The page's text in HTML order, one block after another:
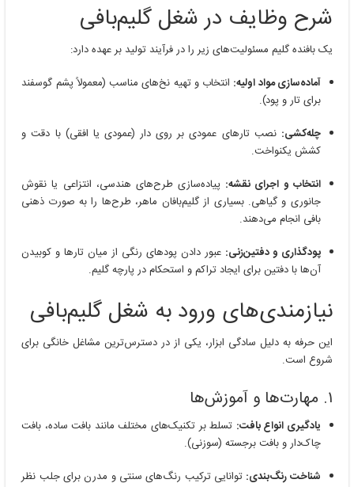
شرح وظایف در شغل گلیم‌بافی
یک بافنده گلیم مسئولیت‌های زیر را در فرآیند تولید بر عهده دارد:
آماده‌سازی مواد اولیه: انتخاب و تهیه نخ‌های مناسب (معمولاً پشم گوسفند
برای تار و پود).
چله‌کشی: نصب تارهای عمودی بر روی دار (عمودی یا افقی) با دقت و
کشش یکنواخت.
انتخاب و اجرای نقشه: پیاده‌سازی طرح‌های هندسی، انتزاعی یا نقوش
جانوری و گیاهی. بسیاری از گلیم‌بافان ماهر، طرح‌ها را به صورت ذهنی
بافی انجام می‌دهند.
پودگذاری و دفتین‌زنی: عبور دادن پودهای رنگی از میان تارها و کوبیدن
آن‌ها با دفتین برای ایجاد تراکم و استحکام در پارچه گلیم.
نیازمندی‌های ورود به شغل گلیم‌بافی
این حرفه به دلیل سادگی ابزار، یکی از در دسترس‌ترین مشاغل خانگی برای
شروع است.
۱. مهارت‌ها و آموزش‌ها
یادگیری انواع بافت: تسلط بر تکنیک‌های مختلف مانند بافت ساده، بافت
چاک‌دار و بافت برجسته (سوزنی).
شناخت رنگ‌بندی: توانایی ترکیب رنگ‌های سنتی و مدرن برای جلب نظر